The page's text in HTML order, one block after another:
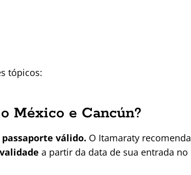
tópicos:
México e Cancún?
válido. O Itamaraty recomenda
a partir da data de sua entrada no